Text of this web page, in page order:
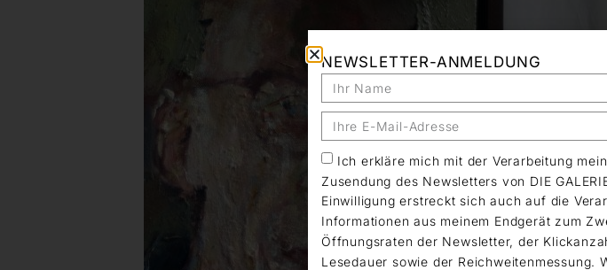
NEWSLETTER-ANMELDUNG
Ich erkläre mich mit der Verarbeitung
Zusendung des Newsletters von DIE
Einwilligung erstreckt sich auch auf die
Informationen aus meinem Endgerät zum
Öffnungsraten der Newsletter, der
Lesedauer sowie der Reichweitenmessung.